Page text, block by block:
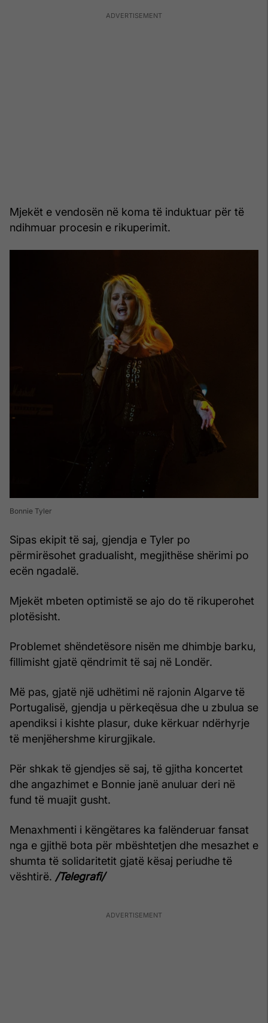
Mjekët e vendosën në koma të induktuar për të
ndihmuar procesin e rikuperimit.
Bonnie Tyler
Sipas ekipit të saj, gjendja e Tyler po
përmirësohet gradualisht, megjithëse shërimi po
ecën ngadalë.
Mjekët mbeten optimistë se ajo do të rikuperohet
plotësisht.
Problemet shëndetësore nisën me dhimbje barku,
fillimisht gjatë qëndrimit të saj në Londër.
Më pas, gjatë një udhëtimi në rajonin Algarve të
Portugalisë, gjendja u përkeqësua dhe u zbulua se
apendiksi i kishte plasur, duke kërkuar ndërhyrje
të menjëhershme kirurgjikale.
Për shkak të gjendjes së saj, të gjitha koncertet
dhe angazhimet e Bonnie janë anuluar deri në
fund të muajit gusht.
Menaxhmenti i këngëtares ka falënderuar fansat
nga e gjithë bota për mbështetjen dhe mesazhet e
shumta të solidaritetit gjatë kësaj periudhe të
vështirë. /Telegrafi/